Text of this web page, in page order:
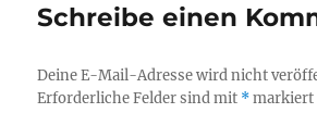
Schreibe einen
Deine E-Mail-Adresse wird nicht
Erforderliche Felder sind mit *markiert